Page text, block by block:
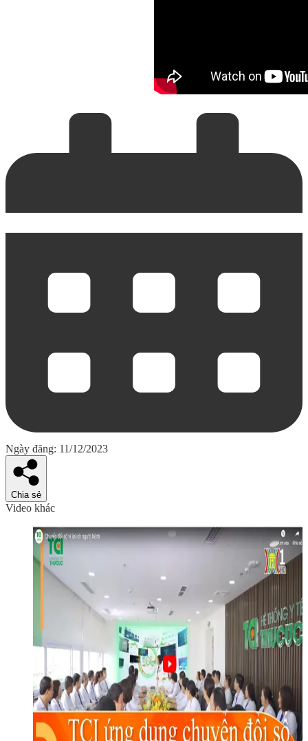
Ngày đăng: 11/12/2023
Chia sẻ
Video khác